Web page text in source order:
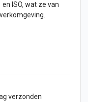
en ISO, wat ze van
verzonden